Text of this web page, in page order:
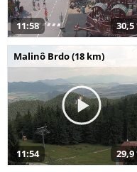
11:58 30,5
Malinô Brdo (18 km)
11:54 29,9